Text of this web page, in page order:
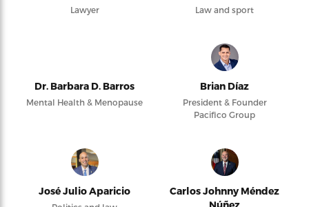
Lawyer Law and sport
Dr. Barbara D. Barros
Mental Health & Menopause
Brian Díaz
President & Founder
Pacifico Group
José Julio Aparicio
Carlos Johnny Méndez
Núñez